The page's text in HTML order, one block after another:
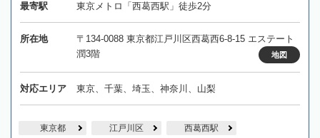
最寄駅 東京メトロ「西葛西駅」徒歩2分
所在地
〒134-0088 東京都江戸川区西葛西6-8-15 エステート
潤3階
地図
対応エリア 東京、千葉、埼玉、神奈川、山梨
東京都 江戸川区 西葛西駅